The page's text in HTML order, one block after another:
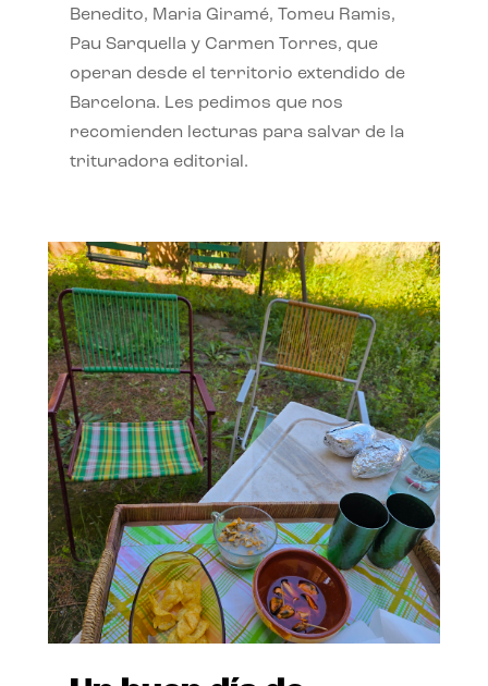
Benedito, Maria Giramé, Tomeu Ramis,
Pau Sarquella y Carmen Torres, que
operan desde el territorio extendido de
Barcelona. Les pedimos que nos
recomienden lecturas para salvar de la
trituradora editorial.